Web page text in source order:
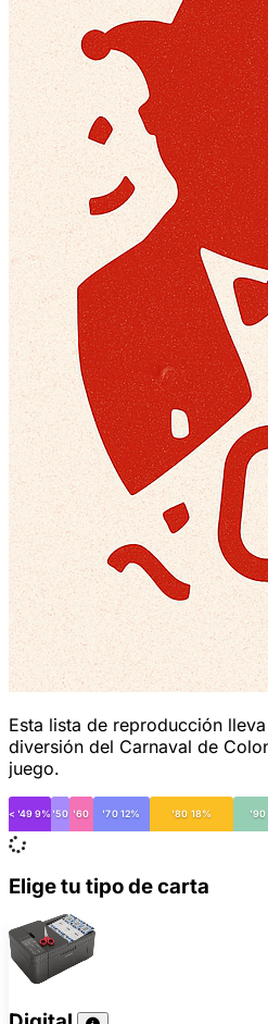
Esta lista de reproducción
diversión del Carnaval de
juego.
< '49 9% '50 '60 '70 12% '80 18% '90
Elige tu tipo de carta